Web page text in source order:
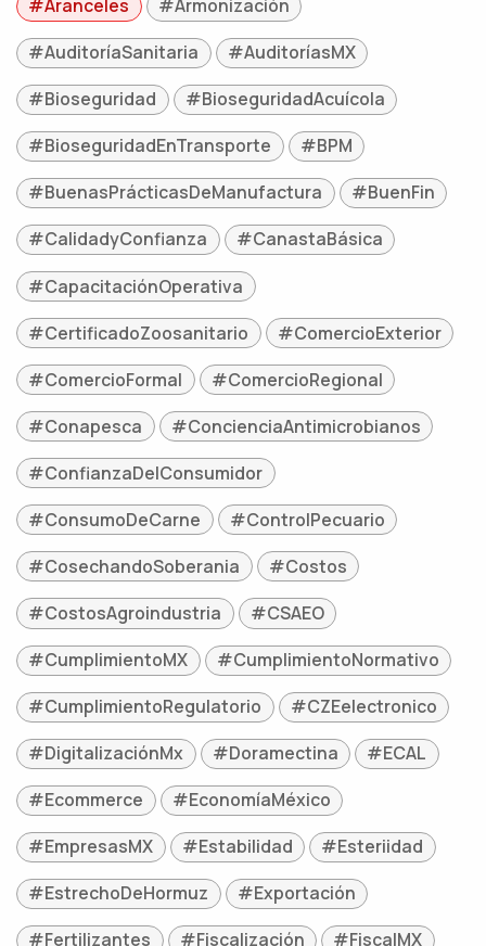
#Aranceles
#Armonización
#AuditoríaSanitaria
#AuditoríasMX
#Bioseguridad
#BioseguridadAcuícola
#BioseguridadEnTransporte
#BPM
#BuenasPrácticasDeManufactura
#BuenFin
#CalidadyConfianza
#CanastaBásica
#CapacitaciónOperativa
#CertificadoZoosanitario
#ComercioExterior
#ComercioFormal
#ComercioRegional
#Conapesca
#ConcienciaAntimicrobianos
#ConfianzaDelConsumidor
#ConsumoDeCarne
#ControlPecuario
#CosechandoSoberania
#Costos
#CostosAgroindustria
#CSAEO
#CumplimientoMX
#CumplimientoNormativo
#CumplimientoRegulatorio
#CZEelectronico
#DigitalizaciónMx
#Doramectina
#ECAL
#Ecommerce
#EconomíaMéxico
#EmpresasMX
#Estabilidad
#Esteriidad
#EstrechoDeHormuz
#Exportación
#Fertilizantes
#Fiscalización
#FiscalMX